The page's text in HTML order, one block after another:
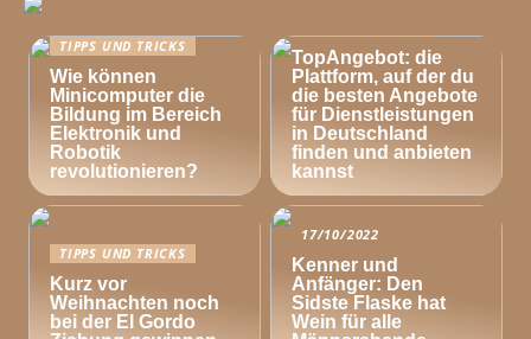
TIPPS UND TRICKS
Wie können
Minicomputer die
Bildung im Bereich
Elektronik und
Robotik
revolutionieren?
TopAngebot: die
Plattform, auf der du
die besten Angebote
für Dienstleistungen
in Deutschland
finden und anbieten
kannst
TIPPS UND TRICKS
Kurz vor
Weihnachten noch
bei der El Gordo
17/10/2022
Kenner und
Anfänger: Den
Sidste Flaske hat
Wein für alle